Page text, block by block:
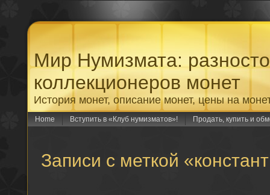
Мир Нумизмата:
коллекционеров монет
История монет, описание монет, цены на
Home Вступить в «Клуб нумизматов»! Продать, купить и
Записи с меткой